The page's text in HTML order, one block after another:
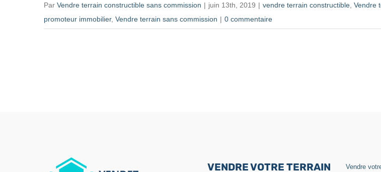
Par Vendre terrain constructible sans commission | juin 13th, 2019 | vendre terrain constructible Vendre
promoteur immobilier, Vendre terrain sans commission | 0 commentaire
VENDRE VOTRE TERRAIN Vendre